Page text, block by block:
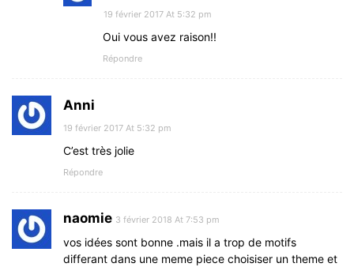
19 février 2017 At 5:32 pm
Oui vous avez raison!!
Répondre
Anni
19 février 2017 At 5:32 pm
C’est très jolie
Répondre
naomie 3 février 2018 At 7:53 pm
vos idées sont bonne .mais il a trop de motifs
differant dans une meme piece choisiser un theme et